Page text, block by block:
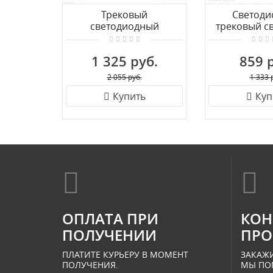
Трековый
светодиодный
светильник для
LUCE MONO
ST350.536.20.36
1 325 руб.
2 055 руб.
Купить
трековый
Arte Lamp
859
1 333
ОПЛАТА ПРИ
ПОЛУЧЕНИИ
ПЛАТИТЕ КУРЬЕРУ В МОМЕНТ
ПОЛУЧЕНИЯ.
МЫ